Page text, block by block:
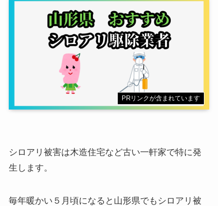
PRリンクが含まれています
シロアリ被害は木造住宅など古い一軒家で特に発
生します。
毎年暖かい５月頃になると山形県でもシロアリ被